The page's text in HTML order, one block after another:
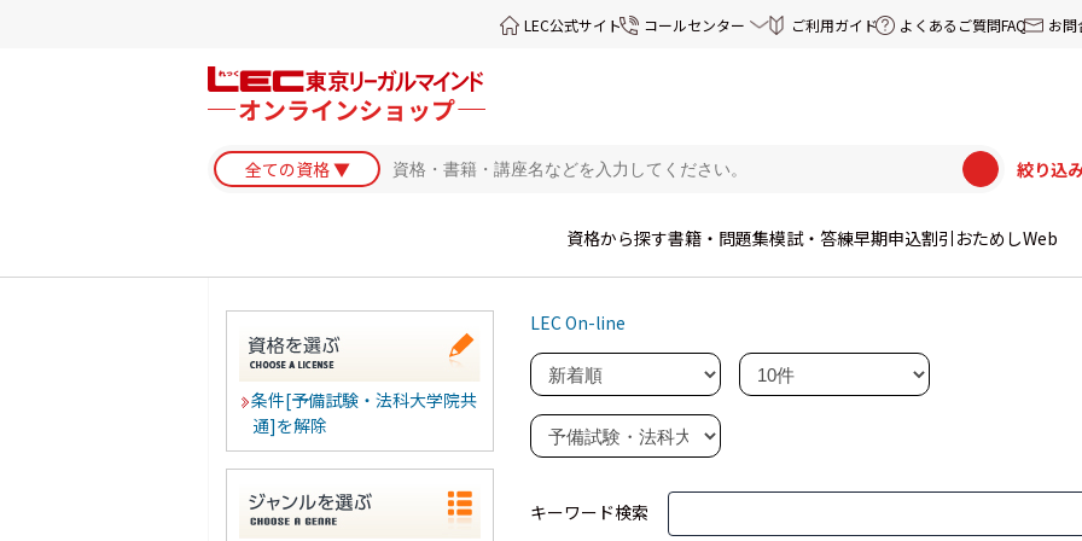
LEC公式サイト コールセンター ご利用ガイド よくあるご質問FAQ お問
絞り込
資格から探す書籍・問題集模試・答練早期申込割引 おためしWeb
条件[予備試験・法科大学院共
通]を解除
LEC On-line
キーワード検索